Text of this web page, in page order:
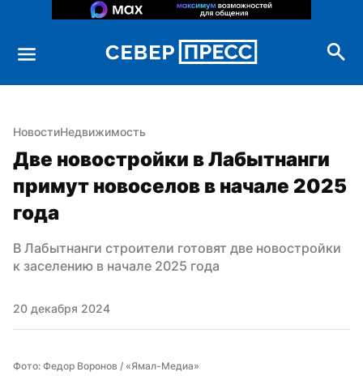
НовостиНедвижимость
Две новостройки в Лабытнанги
примут новоселов в начале 2025
года
В Лабытнанги строители готовят две новостройки
к заселению в начале 2025 года
20 декабря 2024
Фото: Федор Воронов / «Ямал-Медиа»